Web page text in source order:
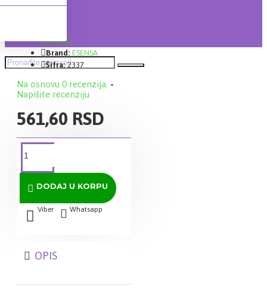
Na stanju
Brand: ESENSA
Šifra: 2337
Na osnovu 0 recenzija. -
Napišite recenziju
561,60 RSD
DODAJ U KORPU
Viber Whatsapp
OPIS